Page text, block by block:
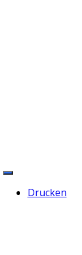
Drucken